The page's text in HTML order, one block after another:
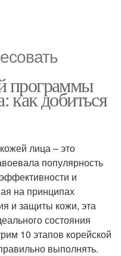
программы
как добиться
лица – это
популярность
и
на принципах
и защиты кожи, эта
состояния
10 этапов корейской
выполнять.